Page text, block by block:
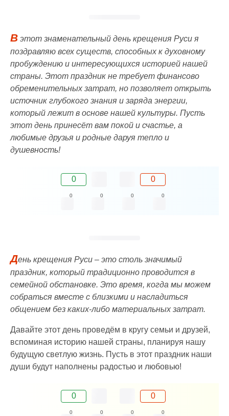
В этот знаменательный день крещения Руси я
поздравляю всех существ, способных к духовному
пробуждению и интересующихся историей нашей
страны. Этот праздник не требует финансово
обременительных затрат, но позволяет открыть
источник глубокого знания и заряда энергии,
который лежит в основе нашей культуры. Пусть
этот день принесёт вам покой и счастье, а
любимые друзья и родные даруя тепло и
душевность!
0 0
0 0 0 0
День крещения Руси – это столь значимый
праздник, который традиционно проводится в
семейной обстановке. Это время, когда мы можем
собраться вместе с близкими и насладиться
общением без каких-либо материальных затрат.
Давайте этот день проведём в кругу семьи и друзей,
вспоминая историю нашей страны, планируя нашу
будущую светлую жизнь. Пусть в этот праздник наши
души будут наполнены радостью и любовью!
0 0
0 0 0 0